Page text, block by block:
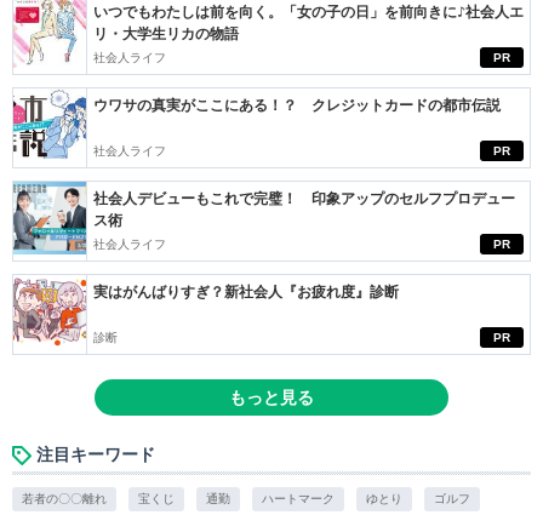
PR
いつでもわたしは前を向く。「女の子の日」を前向きに♪社会人エ
リ・大学生リカの物語
社会人ライフ
PR
ウワサの真実がここにある！？ クレジットカードの都市伝説
社会人ライフ
PR
社会人デビューもこれで完璧！ 印象アップのセルフプロデュー
ス術
社会人ライフ
PR
実はがんばりすぎ？新社会人『お疲れ度』診断
診断
もっと見る
注目キーワード
若者の〇〇離れ 宝くじ 通勤 ハートマーク ゆとり ゴルフ